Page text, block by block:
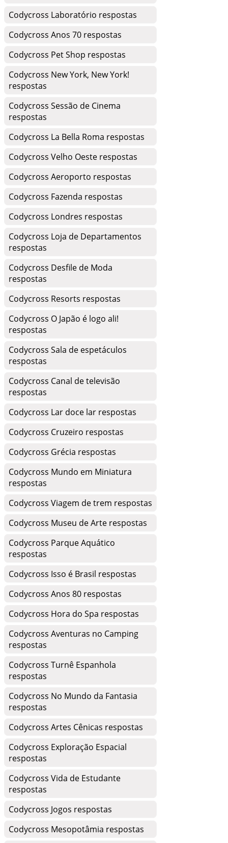
Codycross Laboratório respostas
Codycross Anos 70 respostas
Codycross Pet Shop respostas
Codycross New York, New York!
respostas
Codycross Sessão de Cinema
respostas
Codycross La Bella Roma respostas
Codycross Velho Oeste respostas
Codycross Aeroporto respostas
Codycross Fazenda respostas
Codycross Londres respostas
Codycross Loja de Departamentos
respostas
Codycross Desfile de Moda
respostas
Codycross Resorts respostas
Codycross O Japão é logo ali!
respostas
Codycross Sala de espetáculos
respostas
Codycross Canal de televisão
respostas
Codycross Lar doce lar respostas
Codycross Cruzeiro respostas
Codycross Grécia respostas
Codycross Mundo em Miniatura
respostas
Codycross Viagem de trem respostas
Codycross Museu de Arte respostas
Codycross Parque Aquático
respostas
Codycross Isso é Brasil respostas
Codycross Anos 80 respostas
Codycross Hora do Spa respostas
Codycross Aventuras no Camping
respostas
Codycross Turnê Espanhola
respostas
Codycross No Mundo da Fantasia
respostas
Codycross Artes Cênicas respostas
Codycross Exploração Espacial
respostas
Codycross Vida de Estudante
respostas
Codycross Jogos respostas
Codycross Mesopotâmia respostas